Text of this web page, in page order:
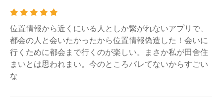
位置情報から近くにいる人としか繋がれないアプリで、
都会の人と会いたかったから位置情報偽造した！会いに
行くために都会まで行くのが楽しい。まさか私が田舎住
まいとは思われまい。今のところバレてないからすごい
な